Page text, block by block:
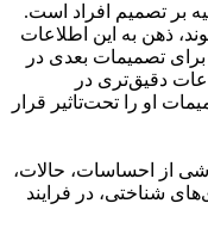
بر تصمیم افراد است.
ذهن به این اطلاعات
تصمیمات بعدی در
دقیق‌تری در
او را تحت‌تاثیر قرار
از احساسات، حالات،
شناختی، در فرایند